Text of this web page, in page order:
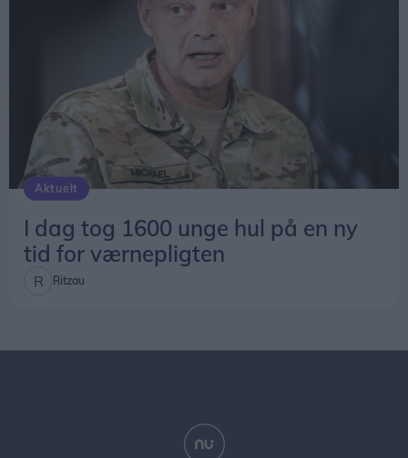
Aktuelt
I dag tog 1600 unge hul på en ny
tid for værnepligten
Ritzau